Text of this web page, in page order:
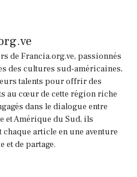
de Francia.org.ve, passionnés
des cultures sud-américaines,
talents pour offrir des
au cœur de cette région riche
dans le dialogue entre
et Amérique du Sud, ils
article en une aventure
et de partage.